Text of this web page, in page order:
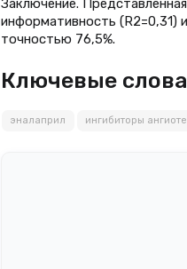
информативность (R2=0,31)
точностью 76,5%.
Ключевые слова
эналаприл ингибиторы